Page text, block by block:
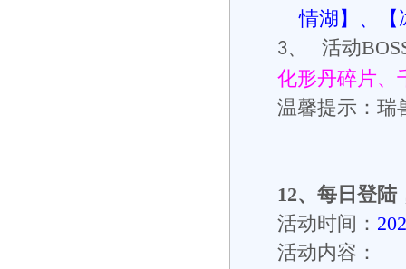
情湖】、【
3、 活动
化形丹碎片、
温馨提示：瑞
12、 每日登陆
活动时间：
活动内容：